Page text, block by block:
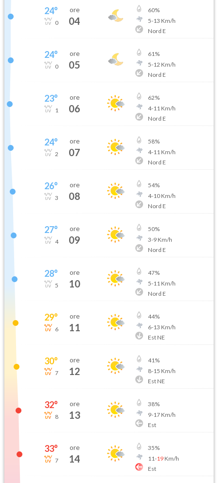
24°
0
ore
04
60%
5-13 Km/h
Nord E
24°
0
ore
05
61%
5-12 Km/h
Nord E
23°
1
ore
06
62%
4-11 Km/h
Nord E
24°
2
ore
07
58%
4-11 Km/h
Nord E
26°
3
ore
08
54%
4-10Km/h
Nord E
27°
4
ore
09
50%
3-9Km/h
Nord E
28°
5
ore
10
47%
5-11 Km/h
Nord E
29°
6
ore
11
44%
6-13 Km/h
Est NE
30°
7
ore
12
41%
8-15 Km/h
Est NE
32°
8
ore
13
38%
9-17Km/h
Est
33°
7
ore
14
35%
11-19Km/h
Est